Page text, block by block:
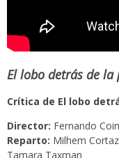
El lobo detrás de la
Crítica de El lobo
Director: Fernando
Reparto: Milhem
Tamara Taxman